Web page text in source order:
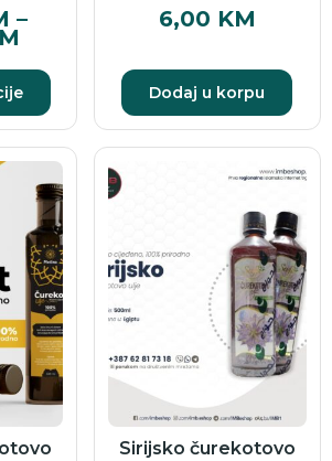
– 6,00 KM
Dodaj u korpu
Sirijsko čurekotovo